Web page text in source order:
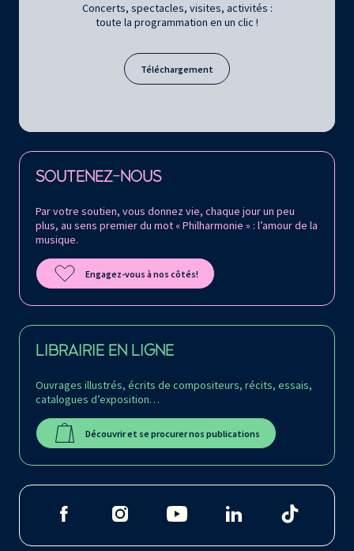
Concerts, spectacles, visites, activités :
toute la programmation en un clic !
Téléchargement
SOUTENEZ-NOUS
Par votre soutien, vous donnez vie, chaque jour un peu
plus, au sens premier du mot « Philharmonie » : l’amour de la
musique.
Engagez-vous à nos côtés!
LIBRAIRIE EN LIGNE
Ouvrages illustrés, écrits de compositeurs, récits, essais,
catalogues d’exposition…
Découvrir et se procurer nos publications
Retrouvez la Philharmonie de Paris sur